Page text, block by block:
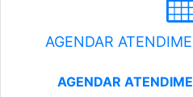
AGENDAR
AGENDAR